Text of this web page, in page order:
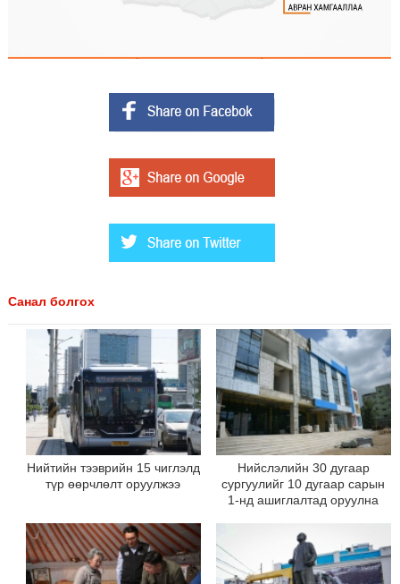
Санал болгох
Нийтийн тээврийн 15 чиглэлд
түр өөрчлөлт оруулжээ
Нийслэлийн 30 дугаар
сургуулийг 10 дугаар сарын
1-нд ашиглалтад оруулна